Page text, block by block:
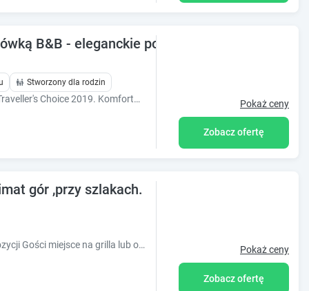
B&B - eleganckie pokoje z widokiem na góry
Stworzony dla rodzin
Obiekt wyróżniony prestiżową nagrodą Traveller's Choice 2019. Komfortowe pokoje w nowoczesnym stylu. Pokaż ceny
Zobacz ofertę
gór ,przy szlakach.
Oferujemy pokoje z łazienkami. Do dyspozycji Gości miejsce na grilla lub ognisko. Blisko ośrodka narciarskiego oraz skoczni im. A. Małysza. Pokaż ceny
Zobacz ofertę